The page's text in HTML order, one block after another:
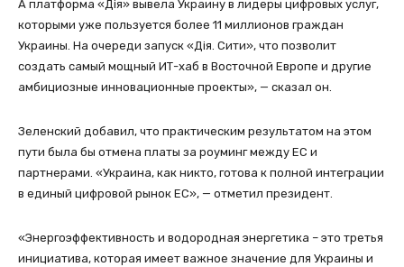
А платформа «Дiя» вывела Украину в лидеры цифровых услуг,
которыми уже пользуется более 11 миллионов граждан
Украины. На очереди запуск «Дiя. Сити», что позволит
создать самый мощный ИТ-хаб в Восточной Европе и другие
амбициозные инновационные проекты», — сказал он.
Зеленский добавил, что практическим результатом на этом
пути была бы отмена платы за роуминг между ЕС и
партнерами. «Украина, как никто, готова к полной интеграции
в единый цифровой рынок ЕС», — отметил президент.
«Энергоэффективность и водородная энергетика – это третья
инициатива, которая имеет важное значение для Украины и